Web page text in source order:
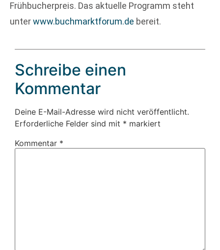
Frühbucherpreis. Das aktuelle Programm steht
unterwww.buchmarktforum.de bereit.
Schreibe einen
Kommentar
Deine E-Mail-Adresse wird nicht veröffentlicht.
Erforderliche Felder sind mit * markiert
Kommentar *